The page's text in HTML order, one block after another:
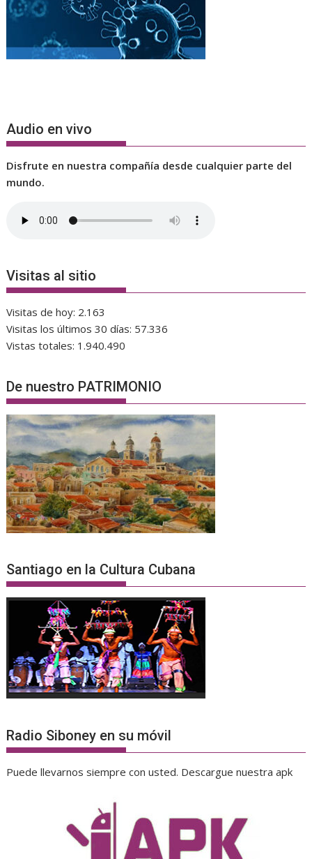
Audio en vivo
Disfrute en nuestra compañía desde cualquier parte del
mundo.
Visitas al sitio
Visitas de hoy: 2.163
Visitas los últimos 30 días: 57.336
Vistas totales: 1.940.490
De nuestro PATRIMONIO
Santiago en la Cultura Cubana
Radio Siboney en su móvil
Puede llevarnos siempre con usted. Descargue nuestra apk